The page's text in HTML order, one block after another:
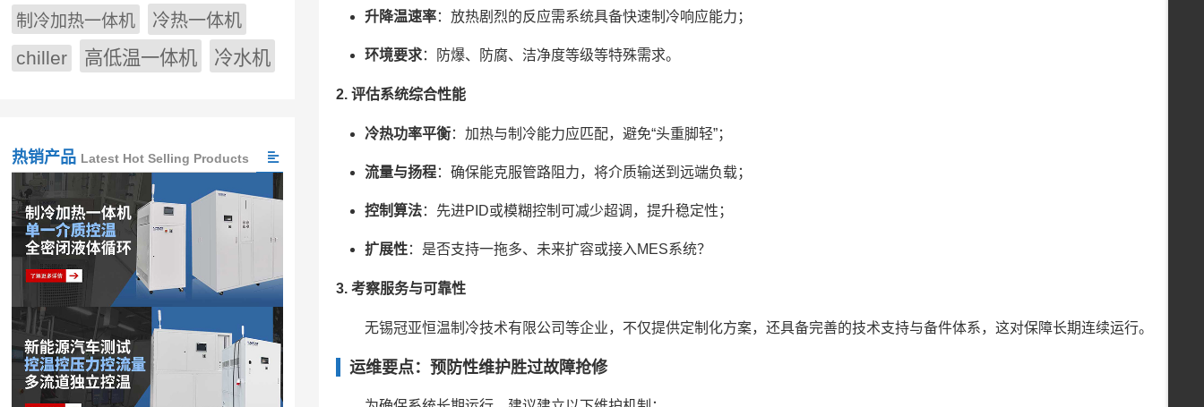
升降温速率：放热剧烈的反应需系统具备快速制冷响应能力；
环境要求：防爆、防腐、洁净度等级等特殊需求。
2. 评估系统综合性能
冷热功率平衡：加热与制冷能力应匹配，避免“头重脚轻”；
流量与扬程：确保能克服管路阻力，将介质输送到远端负载；
控制算法：先进PID或模糊控制可减少超调，提升稳定性；
扩展性：是否支持一拖多、未来扩容或接入MES系统？
3. 考察服务与可靠性
无锡冠亚恒温制冷技术有限公司等企业，不仅提供定制化方案，还具备完善的技术支持与备件体系，这对保障长期连续运行。
运维要点：预防性维护胜过故障抢修
制冷加热一体机
冷热一体机
chiller 高低温一体机 冷水机
热销产品 Latest Hot Selling Products